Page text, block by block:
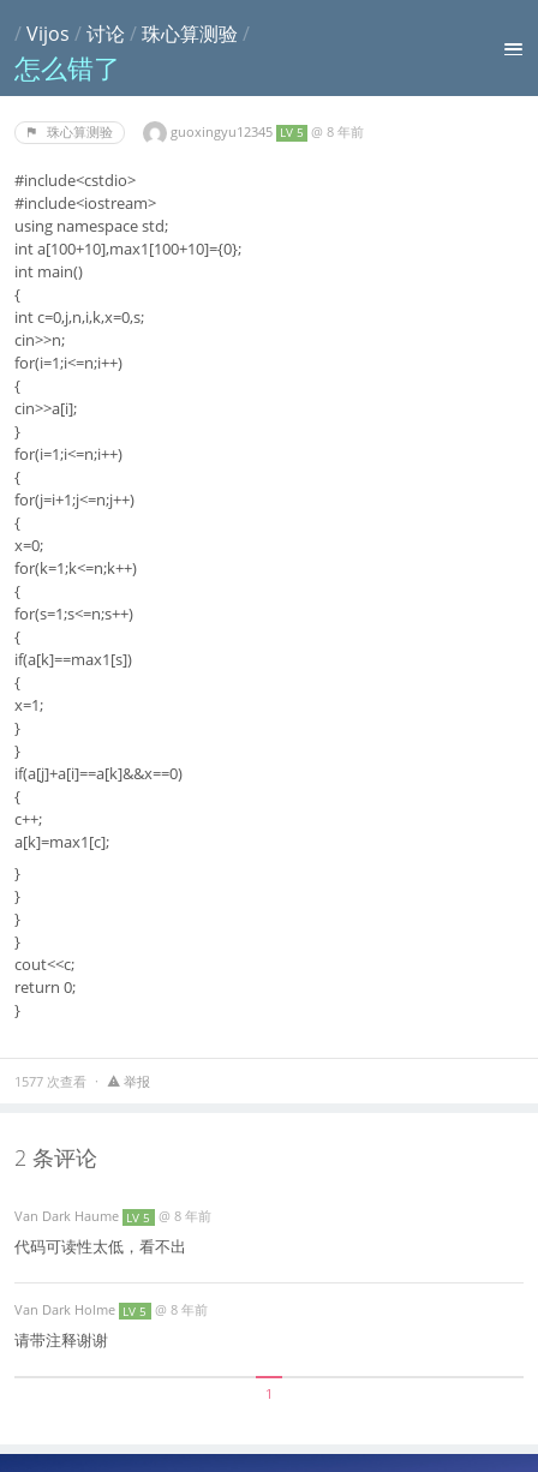
/Vijos /讨论 /珠心算测验 /
怎么错了
珠心算测验 guoxingyu12345 LV 5 @8 年前
#include<cstdio>
#include<iostream>
using namespace std;
int a[100+10],max1[100+10]={0};
int main()
{
int c=0,j,n,i,k,x=0,s;
cin>>n;
for(i=1;i<=n;i++)
{
cin>>a[i];
}
for(i=1;i<=n;i++)
{
for(j=i+1;j<=n;j++)
{
x=0;
for(k=1;k<=n;k++)
{
for(s=1;s<=n;s++)
{
if(a[k]==max1[s])
{
x=1;
}
}
if(a[j]+a[i]==a[k]&&x==0)
{
c++;
a[k]=max1[c];
}
}
}
}
cout<<c;
return 0;
}
1577 次查看 举报
2 条评论
Van Dark Haume LV 5 @ 8 年前
代码可读性太低，看不出
Van Dark Holme LV 5 @ 8 年前
请带注释谢谢
1